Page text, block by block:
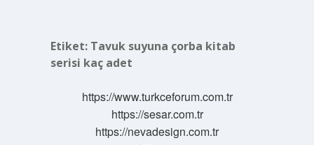
Etiket: Tavuk suyuna çorba kitab
serisi kaç adet
https://www.turkceforum.com.tr
https://sesar.com.tr
https://nevadesign.com.tr